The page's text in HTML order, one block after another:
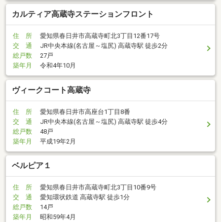
カルティア高蔵寺ステーションフロント
住 所
愛知県春日井市高蔵寺町北3丁目12番17号
交 通
JR中央本線(名古屋～塩尻) 高蔵寺駅 徒歩2分
総戸数
27戸
築年月
令和4年10月
ヴィークコート高蔵寺
住 所
愛知県春日井市高座台1丁目8番
交 通
JR中央本線(名古屋～塩尻) 高蔵寺駅 徒歩4分
総戸数
48戸
築年月
平成19年2月
ベルピア１
住 所
愛知県春日井市高蔵寺町北3丁目10番9号
交 通
愛知環状鉄道 高蔵寺駅 徒歩1分
総戸数
14戸
築年月
昭和59年4月